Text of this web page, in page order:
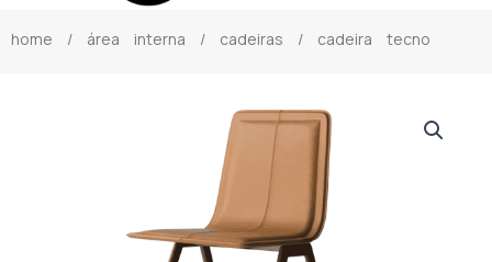
home / área interna / cadeiras / cadeira tecno